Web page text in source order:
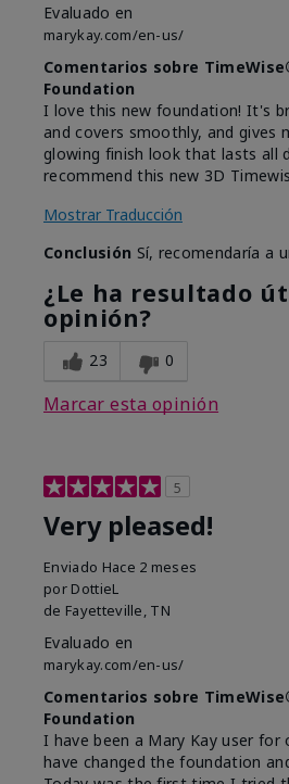
Evaluado en
marykay.com/en-us/
Comentarios sobre
Foundation
I love this new foundation! It's
and covers smoothly, and gives
glowing finish look that lasts all
recommend this new 3D
Mostrar Traducción
Conclusión Sí, recomendaría a
¿Le ha resultado
opinión?
23 0
Marcar esta opinión
5
Very pleased!
Enviado Hace 2 meses
por DottieL
de Fayetteville, TN
Evaluado en
marykay.com/en-us/
Comentarios sobre
Foundation
I have been a Mary Kay user for
have changed the foundation